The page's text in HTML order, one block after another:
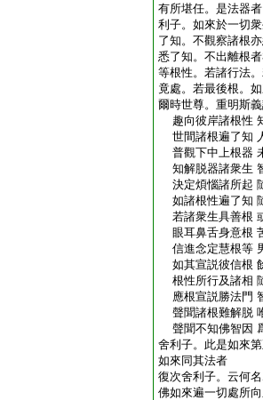
有所堪任。是法器
利子。如來於一切
了知。不觀察諸根
悉了知。不出離根
等根性。若諸行法
竟處。若最後根。
爾時世尊。重明斯
趣向彼岸諸根性
世間諸根遍了知
普觀下中上根器
知解脱器諸衆生
決定煩惱諸所起
如諸根性遍了知
若諸衆生具善根
眼耳鼻舌身意根
信進念定慧根等
如其宣説彼信根
根性所行及諸相
應根宣説勝法門
聲聞諸根難解脱
聲聞不知佛智因
舍利子。此是如來
如來同其法者
復次舍利子。云何
佛如來遍一切處所